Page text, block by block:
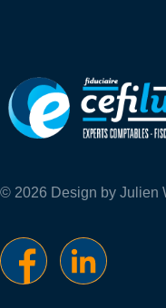
© 2026 Design by Julien